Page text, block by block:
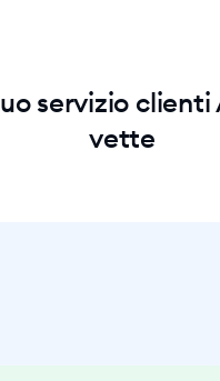
servizio clienti
vette